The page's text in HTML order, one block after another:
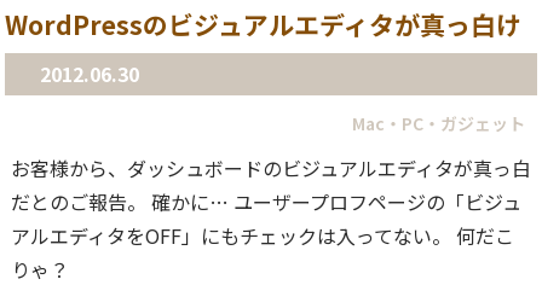
WordPressのビジュアルエディタが真っ白け
2012.06.30
Mac・PC・ガジェット
お客様から、ダッシュボードのビジュアルエディタが真っ白
だとのご報告。 確かに… ユーザープロフページの「ビジュ
アルエディタをOFF」にもチェックは入ってない。 何だこ
りゃ？